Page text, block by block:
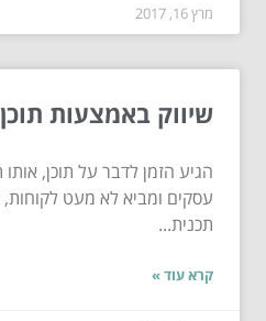
מרץ 16, 2017
שיווק באמצעות תוכן
הגיע הזמן לדבר על תוכן,
עסקים ומביא לא מעט לקוחות,
תכנית...
קרא עוד »